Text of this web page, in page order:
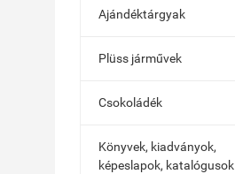
Ajándéktárgyak
Plüss járművek
Csokoládék
Könyvek, kiadványok,
képeslapok, katalógusok